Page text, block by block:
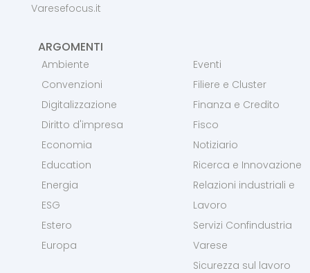
Varesefocus.it
ARGOMENTI
Ambiente
Convenzioni
Digitalizzazione
Diritto d'impresa
Economia
Education
Energia
ESG
Estero
Europa
Eventi
Filiere e Cluster
Finanza e Credito
Fisco
Notiziario
Ricerca e Innovazione
Relazioni industriali e
Lavoro
Servizi Confindustria
Varese
Sicurezza sul lavoro